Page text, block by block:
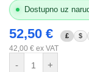
Dostupno uz
52,50 € £ $
42,00 € ex VAT
- +